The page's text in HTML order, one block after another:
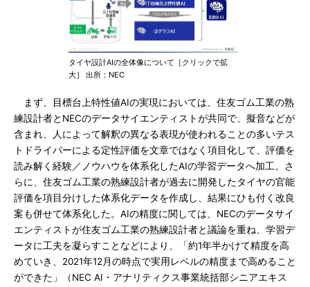
タイヤ設計AIの全体像について［クリックで拡
大］ 出所：NEC
まず、目標台上特性値AIの実現においては、住友ゴム工業の熟
練設計者とNECのデータサイエンティストが共同で、擬音などが
含まれ、人によって解釈の異なる表現が使われることの多いテス
トドライバーによる定性評価を文章ではなく項目化して、評価を
読み解く経験／ノウハウを体系化したAIの学習データへ加工。さ
らに、住友ゴム工業の熟練設計者が過去に開発したタイヤの官能
評価を項目分けした体系化データを作成し、結果にひも付く改良
案も併せて体系化した。AIの精度に関しては、NECのデータサイ
エンティストが住友ゴム工業の熟練設計者と議論を重ね、学習デ
ータに工夫を凝らすことなどにより、「約1年半かけて精度を高
めていき、2021年12月の時点で実用レベルの精度まで高めること
ができた」（NEC AI・アナリティクス事業統括部シニアエキス